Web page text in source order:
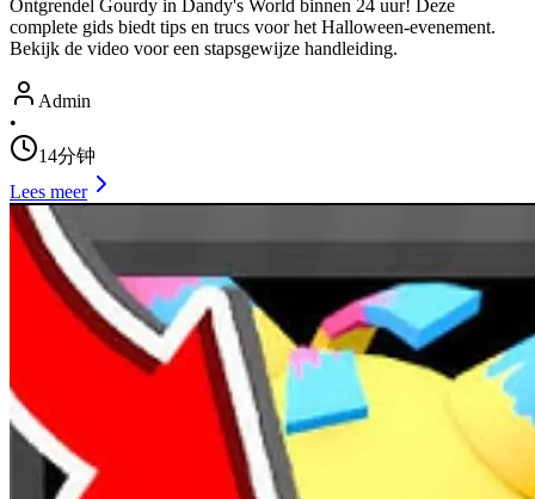
Ontgrendel Gourdy in Dandy's World binnen 24 uur! Deze
complete gids biedt tips en trucs voor het Halloween-evenement.
Bekijk de video voor een stapsgewijze handleiding.
Admin
•
14分钟
Lees meer